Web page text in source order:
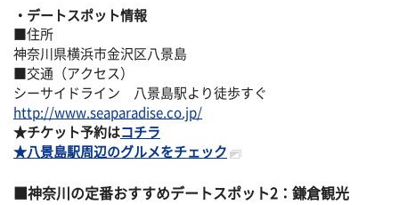
デートスポット情報
■住所
神奈川県横浜市金沢区八景島
■交通（アクセス）
シーサイドライン 八景島駅より徒歩すぐ
http://www.seaparadise.co.jp/
★チケット予約はコチラ
★八景島駅周辺のグルメをチェック
神奈川の定番おすすめデートスポット2：鎌倉観光